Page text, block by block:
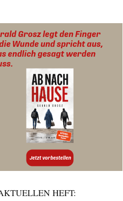
HEFT: